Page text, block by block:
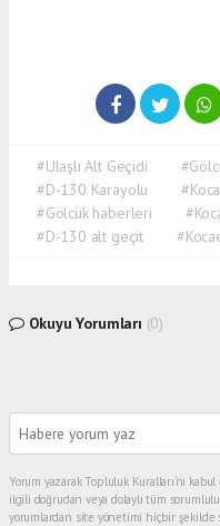
#Ulaşlı Alt Geçidi
#D-130 Karayolu
#Gölcük haberleri
#D-130 alt geçit
Okuyu Yorumları (0)
Yorum yazarak Topluluk Kuralları’nı
ilgili doğrudan veya dolaylı tüm
yorumlardan site yönetimi hiçbir şekilde